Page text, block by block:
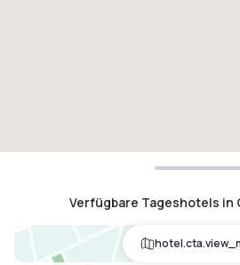
Verfügbare Tageshotels in